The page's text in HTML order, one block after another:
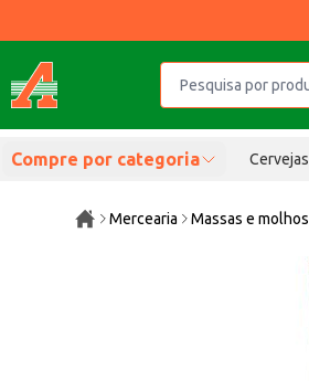
Compre por categoria Cervejas
Mercearia Massas e molhos